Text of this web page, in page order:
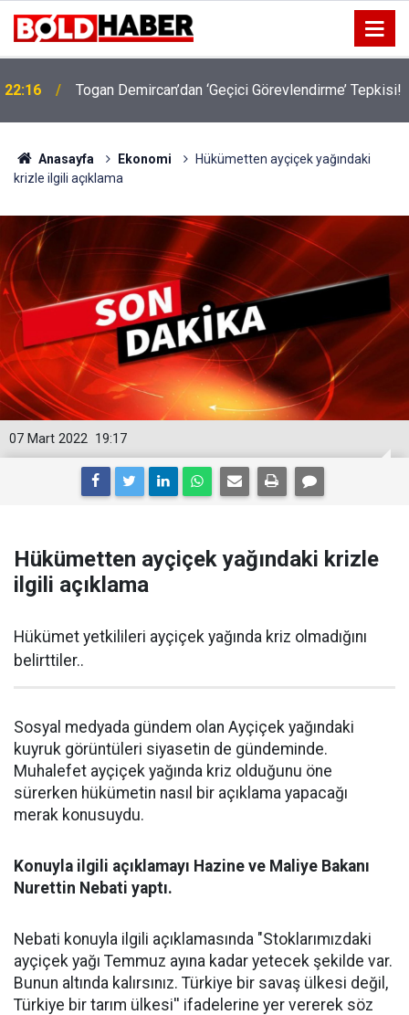
22:16 Togan Demircan’dan ‘Geçici Görevlendirme’ Tepkisi!
19:32 Sıcak Havalarda Ödem Şikayetini Hafife Almayın!
Anasayfa Ekonomi
Hükümetten ayçiçek yağındaki
krizle ilgili açıklama
19:17
07 Mart 2022
Hükümetten ayçiçek yağındaki krizle
ilgili açıklama
Hükümet yetkilileri ayçiçek yağında kriz olmadığını
belirttiler..
Sosyal medyada gündem olan Ayçiçek yağındaki
kuyruk görüntüleri siyasetin de gündeminde.
Muhalefet ayçiçek yağında kriz olduğunu öne
sürerken hükümetin nasıl bir açıklama yapacağı
merak konusuydu.
Konuyla ilgili açıklamayı Hazine ve Maliye Bakanı
Nurettin Nebati yaptı.
Nebati konuyla ilgili açıklamasında "Stoklarımızdaki
ayçiçek yağı Temmuz ayına kadar yetecek şekilde var.
Bunun altında kalırsınız. Türkiye bir savaş ülkesi değil,
Türkiye bir tarım ülkesi'' ifadelerine yer vererek söz